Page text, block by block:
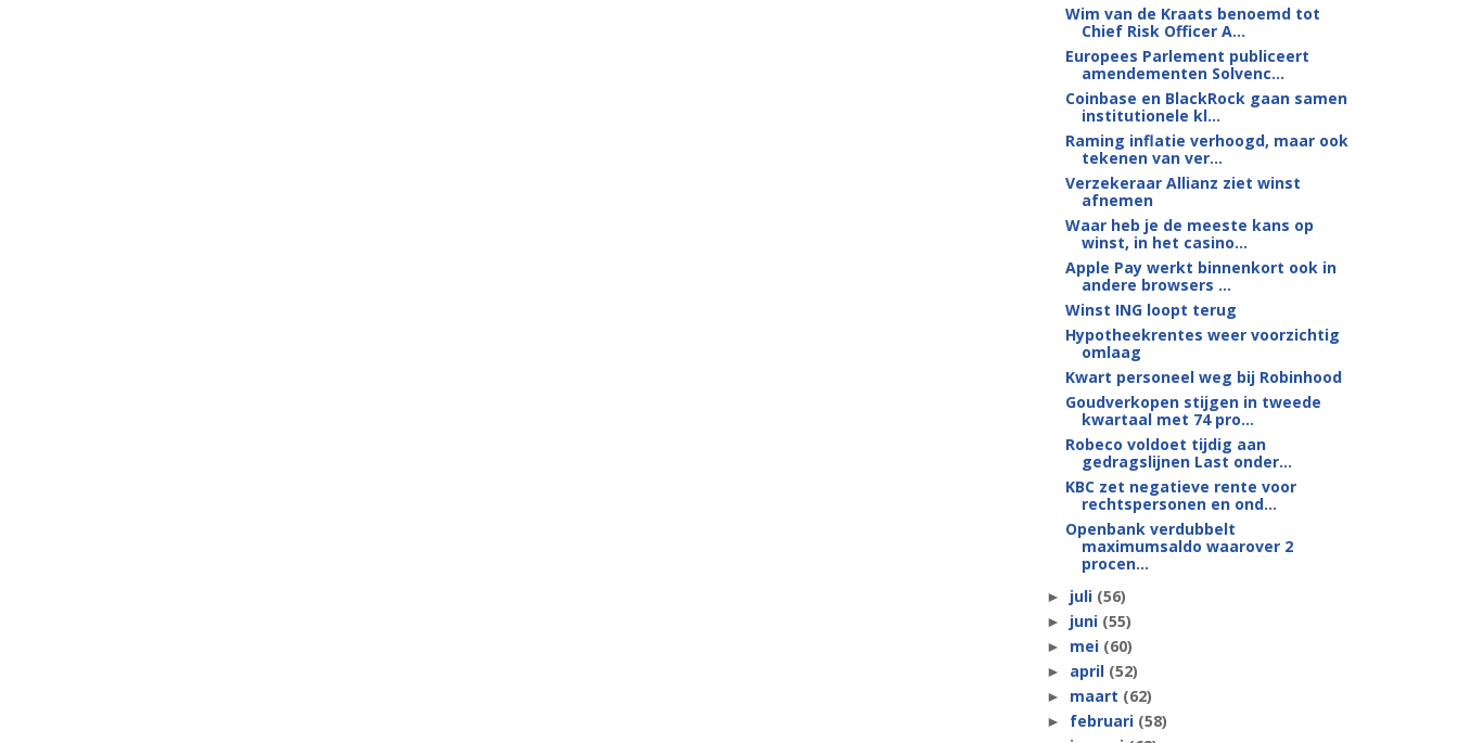
Wim van de Kraats benoemd tot
Chief Risk Officer A...
Europees Parlement publiceert
amendementen Solvenc...
Coinbase en BlackRock gaan samen
institutionele kl...
Raming inflatie verhoogd, maar ook
tekenen van ver...
Verzekeraar Allianz ziet winst
afnemen
Waar heb je de meeste kans op
winst, in het casino...
Apple Pay werkt binnenkort ook in
andere browsers ...
Winst ING loopt terug
Hypotheekrentes weer voorzichtig
omlaag
Kwart personeel weg bij Robinhood
Goudverkopen stijgen in tweede
kwartaal met 74 pro...
Robeco voldoet tijdig aan
gedragslijnen Last onder...
KBC zet negatieve rente voor
rechtspersonen en ond...
Openbank verdubbelt
maximumsaldo waarover 2
procen...
► juli (56)
► juni (55)
► mei (60)
► april (52)
► maart (62)
► februari (58)